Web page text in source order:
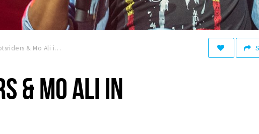
Rootsriders & Mo Ali in MEZZ
& MO ALI IN